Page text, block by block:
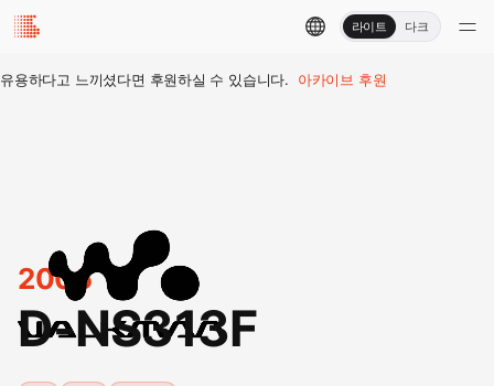
라이트 다크
유용하다고 느끼셨다면 후원하실 수 있습니다. 아카이브 후원
2006
D-NS313F